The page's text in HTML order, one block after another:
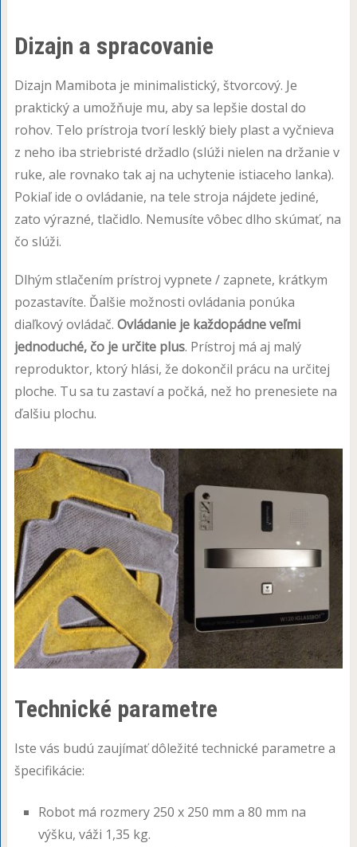
Dizajn a spracovanie
Dizajn Mamibota je minimalistický, štvorcový. Je
praktický a umožňuje mu, aby sa lepšie dostal do
rohov. Telo prístroja tvorí lesklý biely plast a vyčnieva
z neho iba striebristé držadlo (slúži nielen na držanie v
ruke, ale rovnako tak aj na uchytenie istiaceho lanka).
Pokiaľ ide o ovládanie, na tele stroja nájdete jediné,
zato výrazné, tlačidlo. Nemusíte vôbec dlho skúmať, na
čo slúži.
Dlhým stlačením prístroj vypnete / zapnete, krátkym
pozastavíte. Ďalšie možnosti ovládania ponúka
diaľkový ovládač. Ovládanie je každopádne veľmi
jednoduché, čo je určite plus. Prístroj má aj malý
reproduktor, ktorý hlási, že dokončil prácu na určitej
ploche. Tu sa tu zastaví a počká, než ho prenesiete na
ďalšiu plochu.
Technické parametre
Iste vás budú zaujímať dôležité technické parametre a
špecifikácie:
Robot má rozmery 250 x 250 mm a 80 mm na
výšku, váži 1,35 kg.